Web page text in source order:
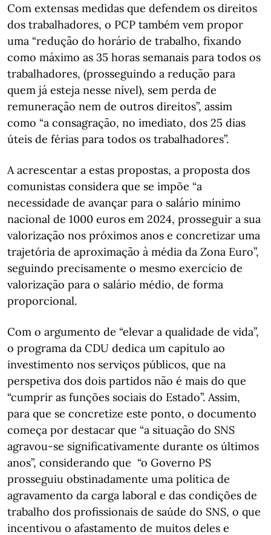
Com extensas medidas que defendem os direitos
dos trabalhadores, o PCP também vem propor
uma “redução do horário de trabalho, fixando
como máximo as 35 horas semanais para todos os
trabalhadores, (prosseguindo a redução para
quem já esteja nesse nível), sem perda de
remuneração nem de outros direitos”, assim
como “a consagração, no imediato, dos 25 dias
úteis de férias para todos os trabalhadores”.
A acrescentar a estas propostas, a proposta dos
comunistas considera que se impõe “a
necessidade de avançar para o salário mínimo
nacional de 1000 euros em 2024, prosseguir a sua
valorização nos próximos anos e concretizar uma
trajetória de aproximação à média da Zona Euro”,
seguindo precisamente o mesmo exercício de
valorização para o salário médio, de forma
proporcional.
Com o argumento de “elevar a qualidade de vida”,
o programa da CDU dedica um capítulo ao
investimento nos serviços públicos, que na
perspetiva dos dois partidos não é mais do que
“cumprir as funções sociais do Estado”. Assim,
para que se concretize este ponto, o documento
começa por destacar que “a situação do SNS
agravou-se significativamente durante os últimos
anos”, considerando que “o Governo PS
prosseguiu obstinadamente uma política de
agravamento da carga laboral e das condições de
trabalho dos profissionais de saúde do SNS, o que
incentivou o afastamento de muitos deles e